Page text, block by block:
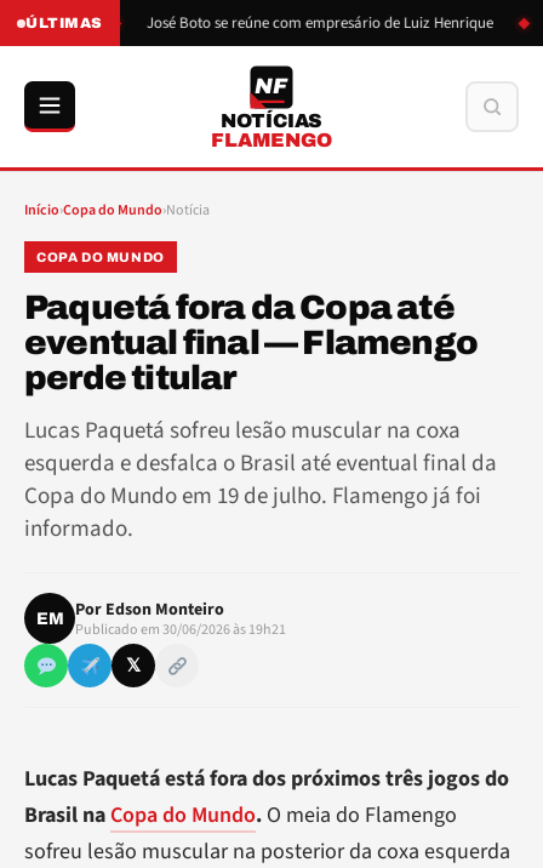
ÚLTIMAS
Boto José Boto se reúne com empresário de Luiz Henrique
NF
NOTÍCIAS
FLAMENGO
Início›Copa do Mundo›Notícia
COPA DO MUNDO
Paquetá fora da Copa até
eventual final — Flamengo
perde titular
Lucas Paquetá sofreu lesão muscular na coxa
esquerda e desfalca o Brasil até eventual final da
Copa do Mundo em 19 de julho. Flamengo já foi
informado.
EM Por Edson Monteiro
Publicado em 30/06/2026 às 19h21
𝕏
Lucas Paquetá está fora dos próximos três jogos do
Brasil na Copa do Mundo. O meia do Flamengo
sofreu lesão muscular na posterior da coxa esquerda